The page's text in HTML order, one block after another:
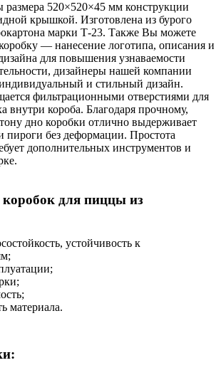
520×520×45 мм конструкции
крышкой. Изготовлена из бурого
марки Т-23. Также Вы можете
коробку — нанесение логотипа, описания и
для повышения узнаваемости
дизайнеры нашей компании
индивидуальный и стильный дизайн.
фильтрационными отверстиями для
внутри короба. Благодаря прочному,
дно коробки отлично выдерживает
пироги без деформации. Простота
дополнительных инструментов и
для пиццы из
устойчивость к
материала.